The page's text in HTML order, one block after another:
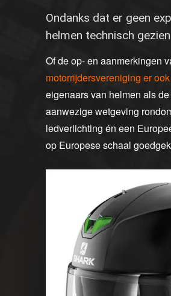
Ondanks dat er geen
helmen technisch
Of de op- en aanmerkingen
motorrijdersvereniging er
eigenaars van helmen als
aanwezige wetgeving
ledverlichting én een
op Europese schaal